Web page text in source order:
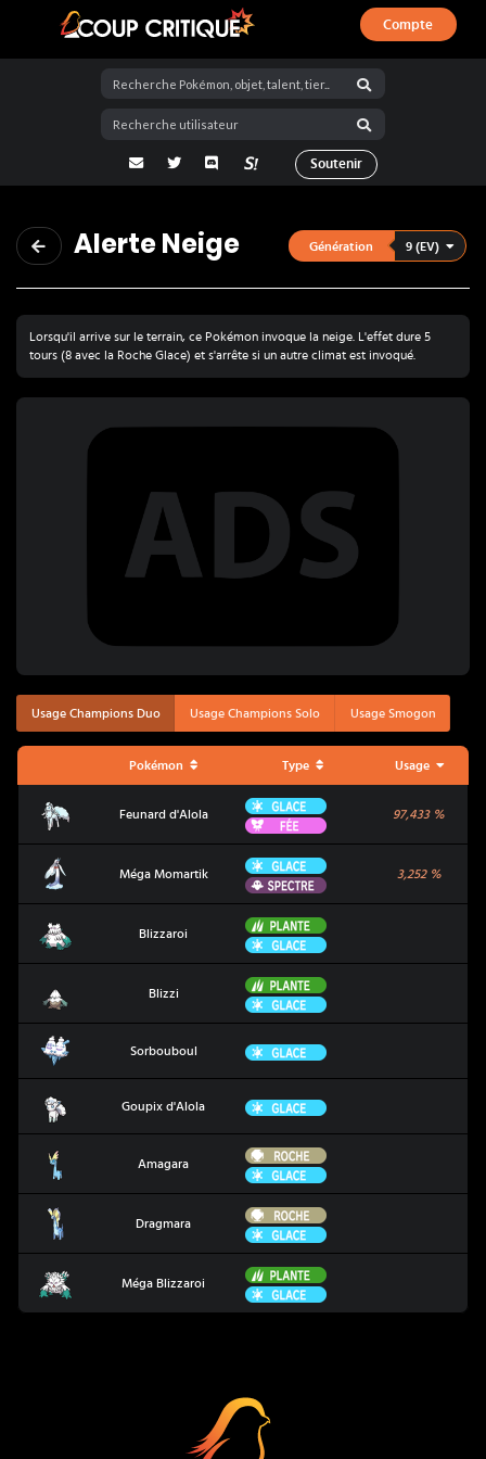
Coup Critique
Compte
adresse email
Twitter Discord La Salty Room sur Pokémon
Soutenir
Alerte Neige Génération 9 (EV)
Lorsqu'il arrive sur le terrain, ce Pokémon invoque la neige. L'effet dure 5
tours (8 avec la Roche Glace) et s'arrête si un autre climat est invoqué.
Usage Champions Duo Usage Champions Solo Usage Smogon
Pokémon Type Usage
Feunard d'Alola
Glace
Fée
97,433%
Méga Momartik
Glace
Spectre
3,252%
Blizzaroi
Plante
Glace
Blizzi
Plante
Glace
Sorbouboul Glace
Goupix d'Alola Glace
Amagara
Roche
Glace
Dragmara
Roche
Glace
Méga Blizzaroi
Plante
Glace